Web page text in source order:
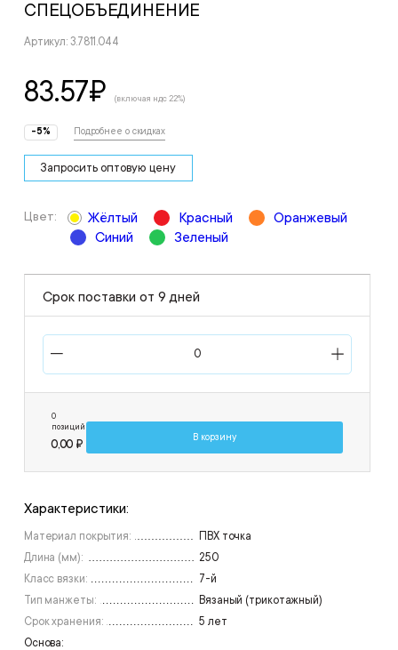
СПЕЦОБЪЕДИНЕНИЕ
Артикул: 3.7811.044
83.57₽ (включая ндс 22%)
-5% Подробнее о скидках
Запросить оптовую цену
Цвет: Жёлтый Красный
Оранжевый
Синий
Зеленый
Срок поставки от 9 дней
0
позиций
0,00 ₽
В корзину
Характеристики:
Материал покрытия:
ПВХ точка
Длина (мм):
250
Класс вязки:
7-й
Тип манжеты:
Вязаный (трикотажный)
Срок хранения:
5 лет
Основа: